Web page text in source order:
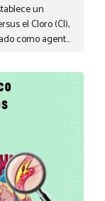
un
el Cloro (Cl),
como agente
la misma misión,
en buena
actualmente
¿Qué daños
que se le